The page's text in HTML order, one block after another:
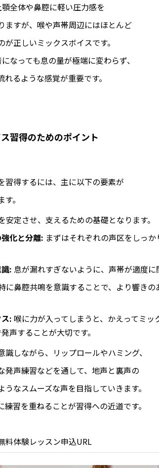
顎全体や鼻腔に軽い圧力感を
ますが、喉や声帯周辺にはほとんど
が正しいミックスボイスです。
なっても息の量が極端に変わらず、
るような感覚が重要です。
習得のためのポイント
習得するには、主に以下の要素が
。
安定させ、支えるための基礎となります。
化と分離: まずはそれぞれの声区をしっ
: 息が漏れすぎないように、声帯が適度に
に鼻腔共鳴を意識することで、より響き
: 喉に力が入ってしまうと、かえってミ
声することが大切です。
識しながら、リップロールやハミング、
発声練習などを通して、地声と裏声の
うなスムーズな声を目指していきます。
練習を重ねることが習得への近道です。
料体験レッスン申込URL